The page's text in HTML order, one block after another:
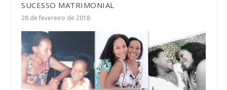
SUCESSO MATRIMONIAL
28 de fevereiro de 2018